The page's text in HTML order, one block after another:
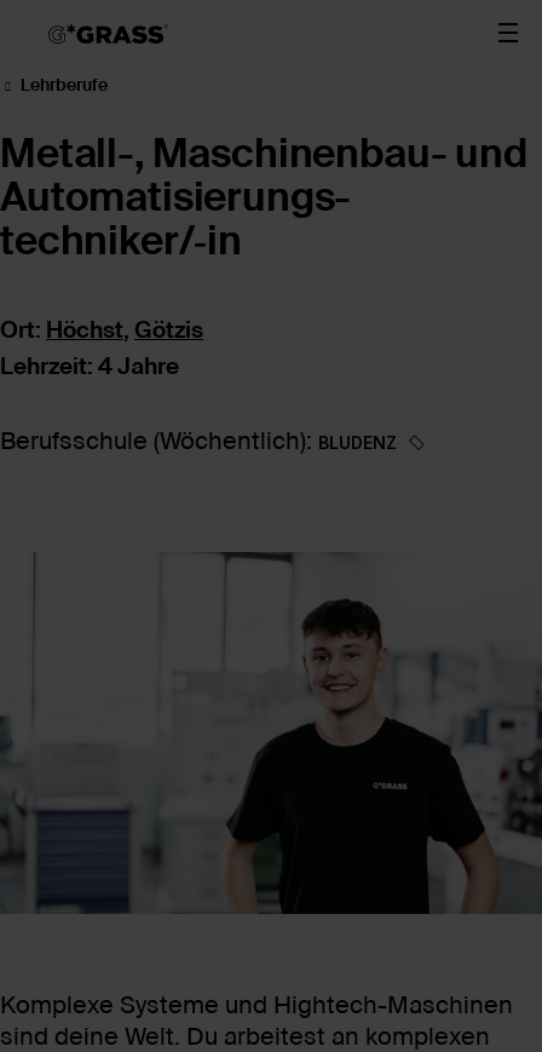
Lehrberufe
Metall-, Maschinenbau- und
Automatisierungs­
techniker/‑in
Ort: Höchst, Götzis
Lehrzeit: 4 Jahre
Berufsschule (Wöchentlich): BLUDENZ
Komplexe Systeme und Hightech-Maschinen
sind deine Welt. Du arbeitest an komplexen